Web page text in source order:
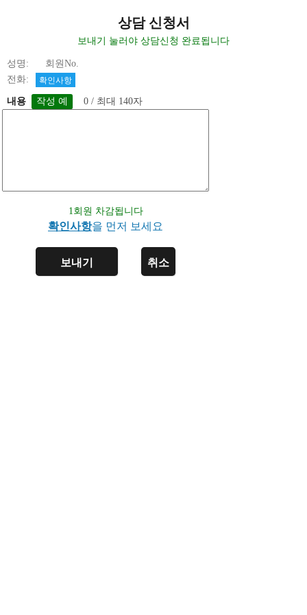
상담 신청서
보내기 눌러야 상담신청 완료됩니다
성명: 회원No.
전화:
확인사항
내용 0 / 최대 140자
1회원 차감됩니다
확인사항을 먼저 보세요